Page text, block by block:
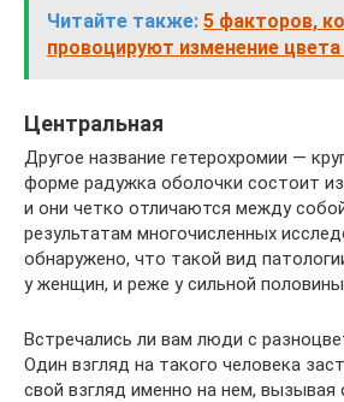
Читайте также: 5 факторов,
провоцируют изменение цвета
Центральная
Другое название гетерохромии —
форме радужка оболочки состоит из
и они четко отличаются между
результатам многочисленных
обнаружено, что такой вид
у женщин, и реже у сильной половины
Встречались ли вам люди с
Один взгляд на такого человека
свой взгляд именно на нем, вызывая